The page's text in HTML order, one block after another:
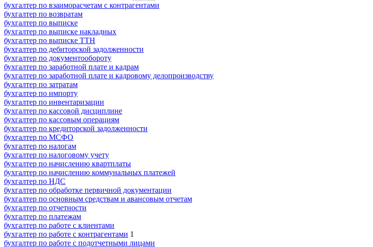
бухгалтер по взаиморасчетам с контрагентами
бухгалтер по возвратам
бухгалтер по выписке
бухгалтер по выписке накладных
бухгалтер по выписке ТТН
бухгалтер по дебиторской задолженности
бухгалтер по документообороту
бухгалтер по заработной плате и кадрам
бухгалтер по заработной плате и кадровому делопроизводству
бухгалтер по затратам
бухгалтер по импорту
бухгалтер по инвентаризации
бухгалтер по кассовой дисциплине
бухгалтер по кассовым операциям
бухгалтер по кредиторской задолженности
бухгалтер по МСФО
бухгалтер по налогам
бухгалтер по налоговому учету
бухгалтер по начислению квартплаты
бухгалтер по начислению коммунальных платежей
бухгалтер по НДС
бухгалтер по обработке первичной документации
бухгалтер по основным средствам и авансовым отчетам
бухгалтер по отчетности
бухгалтер по платежам
бухгалтер по работе с клиентами
бухгалтер по работе с контрагентами 1
бухгалтер по работе с подотчетными лицами